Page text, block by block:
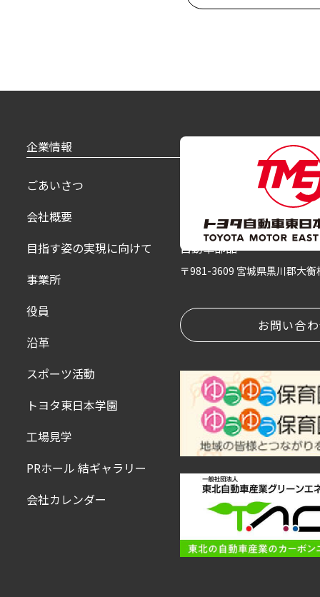
企業情報
ごあいさつ
会社概要
目指す姿の実現に向けて
事業所
役員
沿革
スポーツ活動
トヨタ東日本学園
工場見学
PRホール 結ギャラリー
会社カレンダー
製品紹介
福祉車
自動車部品
〒981-3609 宮城県黒川郡大
お問い合